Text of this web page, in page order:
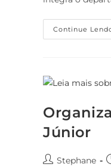
Continue
Júnior
Stephane